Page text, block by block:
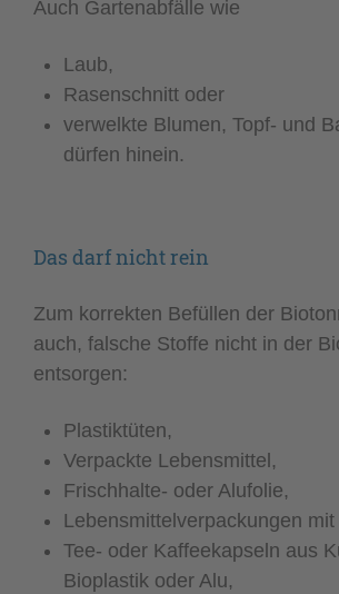
Auch Gartenabfälle wie
Laub,
Rasenschnitt oder
verwelkte Blumen, Topf- und
dürfen hinein.
Das darf nicht rein
Zum korrekten Befüllen der
auch, falsche Stoffe nicht in der
entsorgen:
Plastiktüten,
Verpackte Lebensmittel,
Frischhalte- oder Alufolie,
Lebensmittelverpackungen
Tee- oder Kaffeekapseln aus
Bioplastik oder Alu,